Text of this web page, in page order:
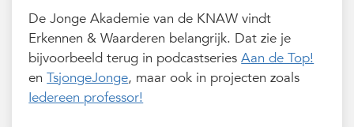
De Jonge Akademie van de KNAW vindt
Erkennen & Waarderen belangrijk. Dat zie je
bijvoorbeeld terug in podcastseriesAan de Top!
enTsjongeJonge, maar ook in projecten zoals
Iedereen professor!